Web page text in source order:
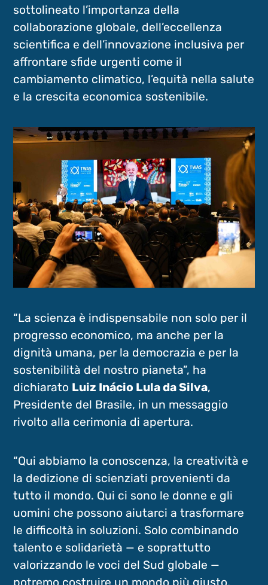
sottolineato l’importanza della
collaborazione globale, dell’eccellenza
scientifica e dell’innovazione inclusiva per
affrontare sfide urgenti come il
cambiamento climatico, l’equità nella salute
e la crescita economica sostenibile.
“La scienza è indispensabile non solo per il
progresso economico, ma anche per la
dignità umana, per la democrazia e per la
sostenibilità del nostro pianeta”, ha
dichiarato Luiz Inácio Lula da Silva,
Presidente del Brasile, in un messaggio
rivolto alla cerimonia di apertura.
“Qui abbiamo la conoscenza, la creatività e
la dedizione di scienziati provenienti da
tutto il mondo. Qui ci sono le donne e gli
uomini che possono aiutarci a trasformare
le difficoltà in soluzioni. Solo combinando
talento e solidarietà — e soprattutto
valorizzando le voci del Sud globale —